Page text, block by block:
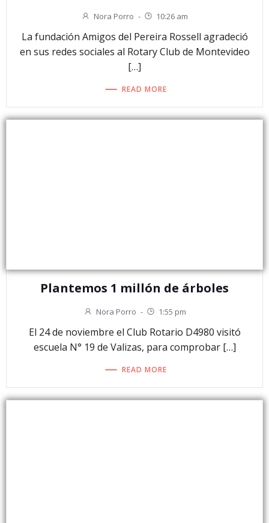
Nora Porro - 10:26 am
La fundación Amigos del Pereira Rossell agradeció
en sus redes sociales al Rotary Club de Montevideo
[…]
READ MORE
Plantemos 1 millón de árboles
Nora Porro - 1:55 pm
El 24 de noviembre el Club Rotario D4980 visitó
escuela N° 19 de Valizas, para comprobar […]
READ MORE